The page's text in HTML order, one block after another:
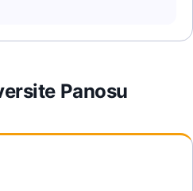
Panosu